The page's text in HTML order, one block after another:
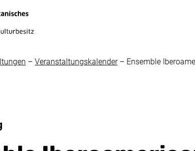
– Veranstaltungskalender – Ensemble